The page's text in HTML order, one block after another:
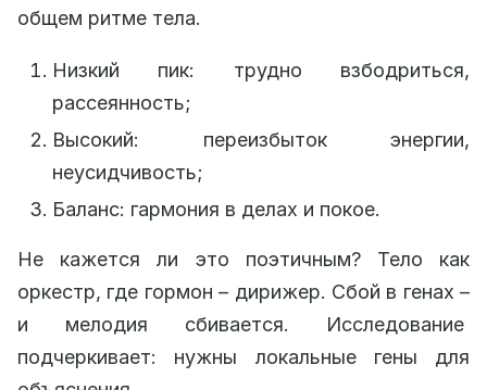
общем ритме тела.
Низкий пик: трудно взбодриться,
рассеянность;
Высокий: переизбыток энергии,
неусидчивость;
Баланс: гармония в делах и покое.
Не кажется ли это поэтичным? Тело как
оркестр, где гормон – дирижер. Сбой в генах –
и мелодия сбивается. Исследование
подчеркивает: нужны локальные гены для